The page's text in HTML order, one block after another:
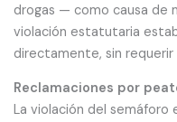
drogas — como causa de
violación estatutaria
directamente, sin requerir
Reclamaciones por
La violación del semáforo